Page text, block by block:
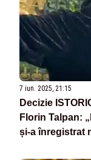
7 iun. 2025, 21:15
Decizie
Florin Talpan:
și-a înregistrat